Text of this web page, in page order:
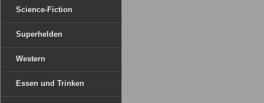
Science-Fiction
Superhelden
Western
Essen und Trinken